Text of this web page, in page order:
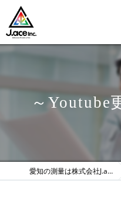
～Youtube
愛知の測量は株式会社J.ace